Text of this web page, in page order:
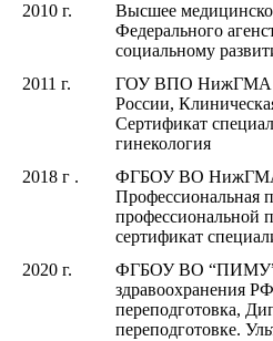
2010 г.
Высшее
Федерального
социальному
2011 г.
ГОУ ВПО НижГМА
России,
Сертификат
гинекология
2018 г .
ФГБОУ ВО НижГМА
Профессиональная
профессиональной
сертификат
2020 г.
ФГБОУ ВО “ПИМУ”
здравоохранения
переподготовка,
переподготовке.